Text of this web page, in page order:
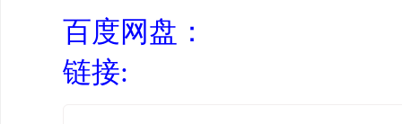
百度网盘：
链接: